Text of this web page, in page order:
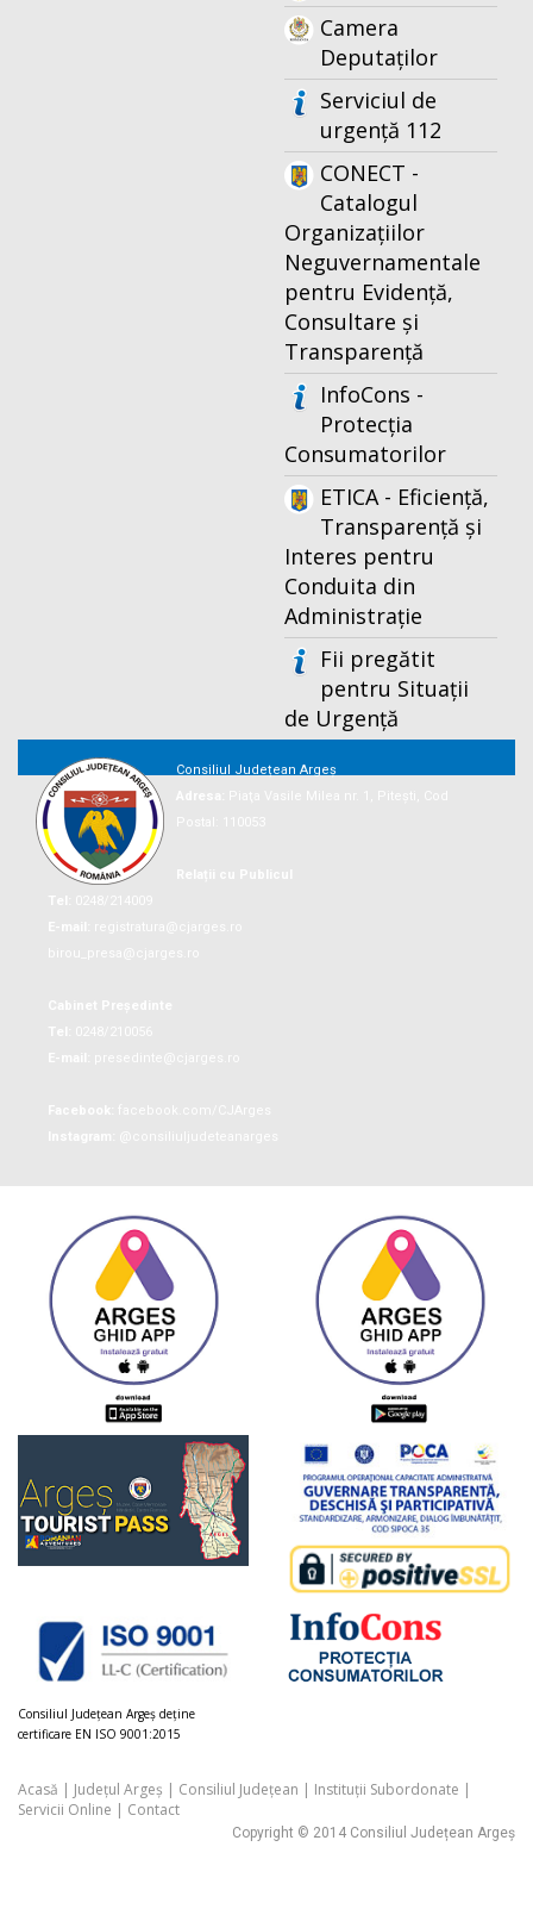
Camera
Deputaților
Serviciul de
urgență 112
CONECT -
Catalogul
Organizațiilor
Neguvernamentale
pentru Evidență,
Consultare și
Transparență
InfoCons -
Protecția
Consumatorilor
ETICA - Eficiență,
Transparență și
Interes pentru
Conduita din
Administrație
Fii pregătit
pentru Situații
de Urgență
Consiliul Județean Argeș
Consiliul Judeţean Argeș deţine
certificare EN ISO 9001:2015
Acasă | Județul Argeș | Consiliul Județean | Instituții Subordonate |
Servicii Online | Contact
Copyright © 2014 Consiliul Județean Argeș